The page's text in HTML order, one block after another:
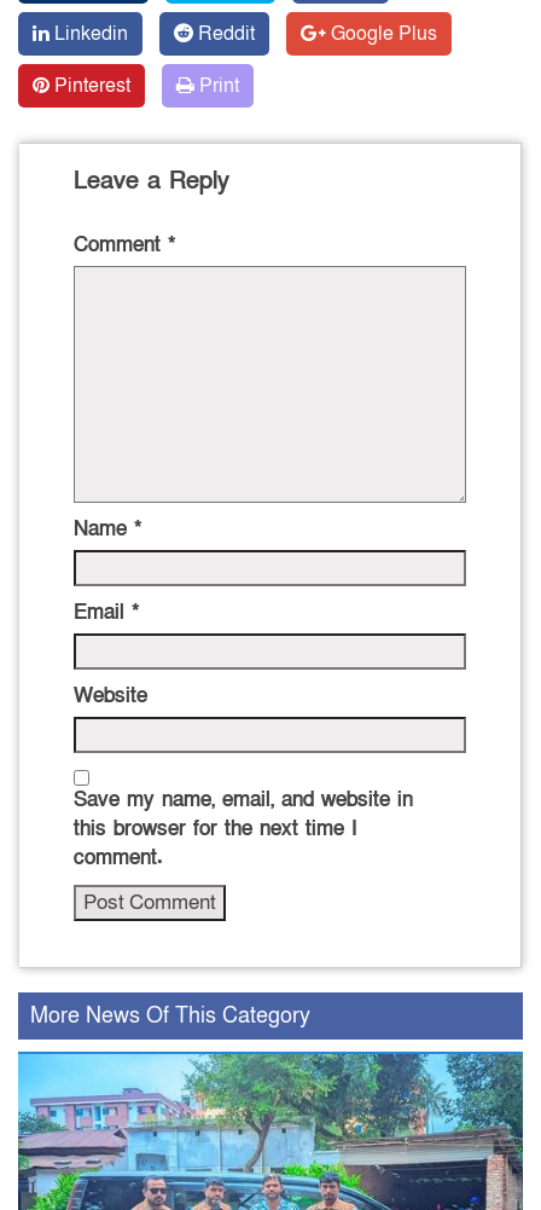
Linkedin
Reddit
Google Plus
Pinterest
Print
Leave a Reply
Comment *
Name *
Email *
Website
Save my name, email, and website in
this browser for the next time I
comment.
More News Of This Category